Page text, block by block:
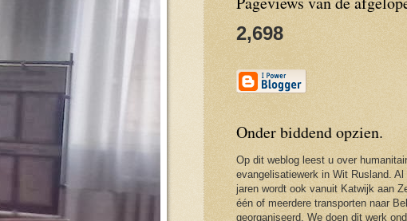
2,698
Onder biddend opzien.
Op dit weblog leest u over
evangelisatiewerk in Wit Rusland. Al
jaren wordt ook vanuit Katwijk aan
één of meerdere transporten naar
georganiseerd. We doen dit werk